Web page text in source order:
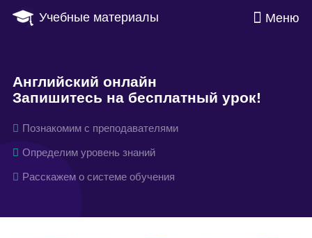
Учебные материалы Меню
Английский онлайн
Запишитесь на бесплатный урок!
Познакомим с преподавателями
Определим уровень знаний
Расскажем о системе обучения